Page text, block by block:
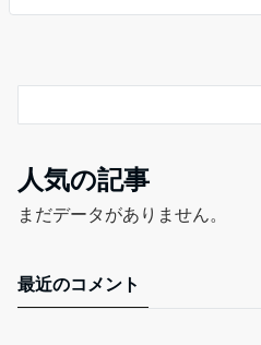
人気の記事
まだデータがありません。
最近のコメント